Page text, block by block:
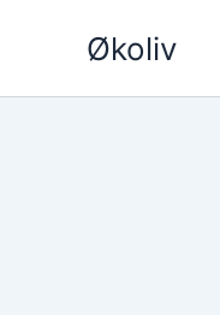
Økoliv